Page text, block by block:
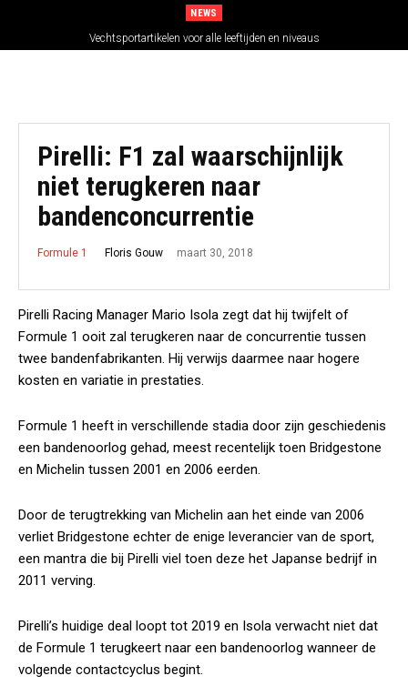
NEWS
Vechtsportartikelen voor alle leeftijden en niveaus
Pirelli: F1 zal waarschijnlijk
niet terugkeren naar
bandenconcurrentie
Formule 1 Floris Gouw maart 30, 2018
Pirelli Racing Manager Mario Isola zegt dat hij twijfelt of
Formule 1 ooit zal terugkeren naar de concurrentie tussen
twee bandenfabrikanten. Hij verwijs daarmee naar hogere
kosten en variatie in prestaties.
Formule 1 heeft in verschillende stadia door zijn geschiedenis
een bandenoorlog gehad, meest recentelijk toen Bridgestone
en Michelin tussen 2001 en 2006 eerden.
Door de terugtrekking van Michelin aan het einde van 2006
verliet Bridgestone echter de enige leverancier van de sport,
een mantra die bij Pirelli viel toen deze het Japanse bedrijf in
2011 verving.
Pirelli’s huidige deal loopt tot 2019 en Isola verwacht niet dat
de Formule 1 terugkeert naar een bandenoorlog wanneer de
volgende contactcyclus begint.